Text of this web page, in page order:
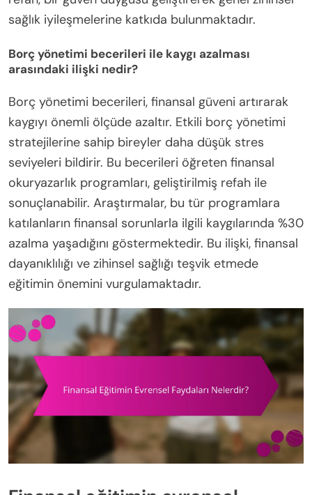
sağlık iyileşmelerine katkıda bulunmaktadır.
Borç yönetimi becerileri ile kaygı azalması
arasındaki ilişki nedir?
Borç yönetimi becerileri, finansal güveni artırarak
kaygıyı önemli ölçüde azaltır. Etkili borç yönetimi
stratejilerine sahip bireyler daha düşük stres
seviyeleri bildirir. Bu becerileri öğreten finansal
okuryazarlık programları, geliştirilmiş refah ile
sonuçlanabilir. Araştırmalar, bu tür programlara
katılanların finansal sorunlarla ilgili kaygılarında %30
azalma yaşadığını göstermektedir. Bu ilişki, finansal
dayanıklılığı ve zihinsel sağlığı teşvik etmede
eğitimin önemini vurgulamaktadır.